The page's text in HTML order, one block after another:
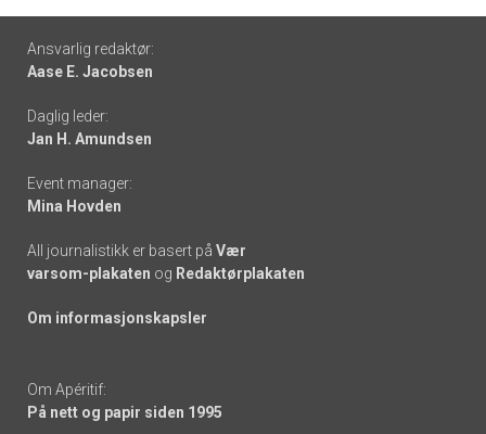
Footer
-
links
Ansvarlig redaktør:
Aase E. Jacobsen
Daglig leder:
Jan H. Amundsen
Event manager:
Mina Hovden
All journalistikk er basert på Vær
varsom-plakaten og Redaktørplakaten
Om informasjonskapsler
Om Apéritif:
På nett og papir siden 1995